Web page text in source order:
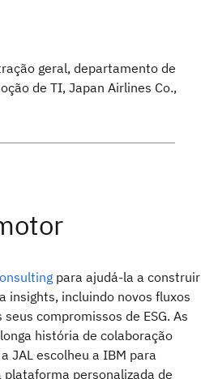
geral, departamento de
de TI, Japan Airlines Co.,
para ajudá-la a construir
insights, incluindo novos fluxos
compromissos de ESG. As
história de colaboração
JAL escolheu a IBM para
personalizada de